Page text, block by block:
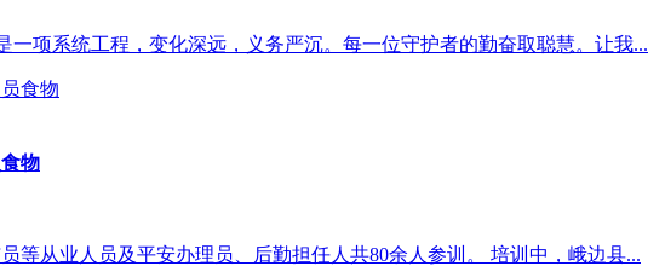
一项系统工程，变化深远，义务严沉。每一位守护者的勤奋取聪慧。让我...
物
等从业人员及平安办理员、后勤担任人共80余人参训。 培训中，峨边县...